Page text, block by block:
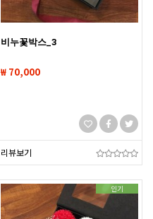
비누꽃박스_3
₩ 70,000
리뷰보기
인기